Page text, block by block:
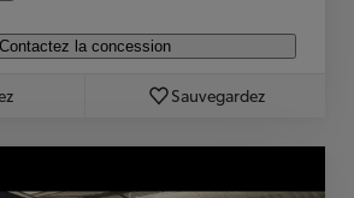
Contactez la concession
Sauvegardez